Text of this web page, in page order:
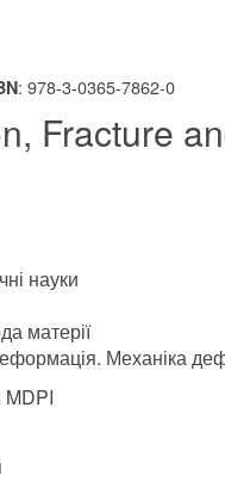
: 978-3-0365-7862-0
Fracture
науки
матерії
Механіка
MDPI